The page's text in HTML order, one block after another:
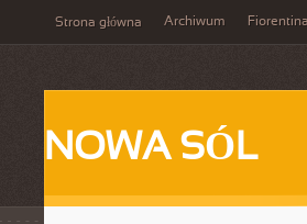
Strona główna Archiwum Fiorentina
NOWA SÓL